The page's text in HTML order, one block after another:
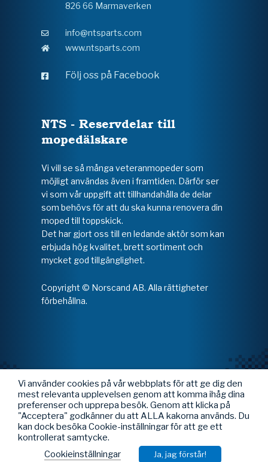
826 66 Marmaverken
info@ntsparts.com
www.ntsparts.com
Följ oss på Facebook
NTS - Reservdelar till
mopedälskare
Vi vill se så många veteranmopeder som
möjligt användas även i framtiden. Därför ser
vi som vår uppgift att tillhandahålla de delar
som behövs för att du ska kunna renovera din
moped till toppskick.
Det har gjort oss till en ledande aktör som kan
erbjuda hög kvalitet, brett sortiment och
mycket god tillgänglighet.
Copyright © Norscand AB. Alla rättigheter
förbehållna.
Vi använder cookies på vår webbplats för att ge dig den
mest relevanta upplevelsen genom att komma ihåg dina
preferenser och upprepa besök. Genom att klicka på
"Acceptera" godkänner du att ALLA kakorna används. Du
kan dock besöka Cookie-inställningar för att ge ett
kontrollerat samtycke.
Cookieinställningar
Ja, jag förstår!